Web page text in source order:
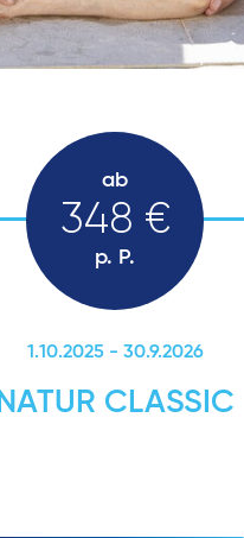
ab
348 €
p. P.
1.10.2025 - 30.9.2026
NATUR CLASSIC